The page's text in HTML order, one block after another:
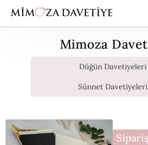
Mimoza
Düğün Davetiyeleri
Sünnet Davetiyeleri